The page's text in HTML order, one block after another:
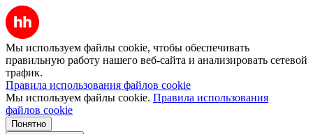
Мы используем файлы cookie, чтобы обеспечивать
правильную работу нашего веб-сайта и анализировать сетевой
трафик.
Правила использования файлов cookie
Мы используем файлы cookie. Правила использования
файлов cookie
Понятно